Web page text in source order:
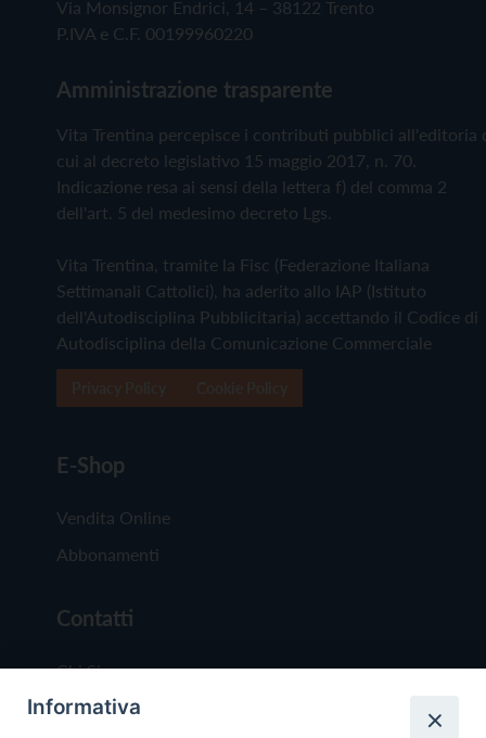
Via Monsignor Endrici, 14 – 38122 Trento
P.IVA e C.F. 00199960220
Amministrazione trasparente
Vita Trentina percepisce i contributi pubblici all'editoria
cui al decreto legislativo 15 maggio 2017, n. 70.
Indicazione resa ai sensi della lettera f) del comma 2
dell'art. 5 del medesimo decreto Lgs.
Vita Trentina, tramite la Fisc (Federazione Italiana
Settimanali Cattolici), ha aderito allo IAP (Istituto
dell'Autodisciplina Pubblicitaria) accettando il Codice di
Autodisciplina della Comunicazione Commerciale
E-Shop
Vendita Online
Abbonamenti
Contatti
Chi Siamo
Redazione
Informativa